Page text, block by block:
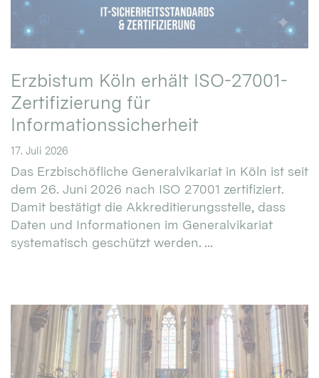
Erzbistum Köln erhält ISO-27001-
Zertifizierung für
Informationssicherheit
17. Juli 2026
Das Erzbischöfliche Generalvikariat in Köln ist seit
dem 26. Juni 2026 nach ISO 27001 zertifiziert.
Damit bestätigt die Akkreditierungsstelle, dass
Daten und Informationen im Generalvikariat
systematisch geschützt werden. ...